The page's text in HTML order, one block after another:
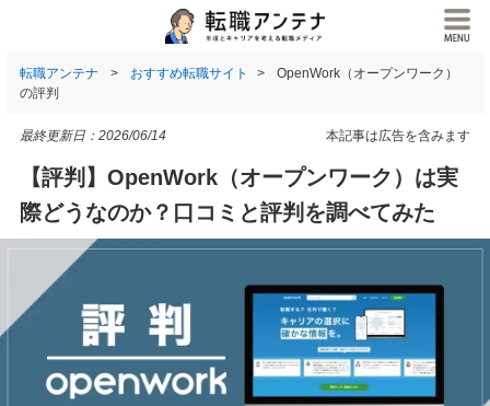
転職アンテナ おすすめ転職サイト
OpenWork（オープンワーク）
の評判
本記事は広告を含みます
最終更新日： 2026/06/14
【評判】OpenWork（オープンワーク）は実
際どうなのか？口コミと評判を調べてみた